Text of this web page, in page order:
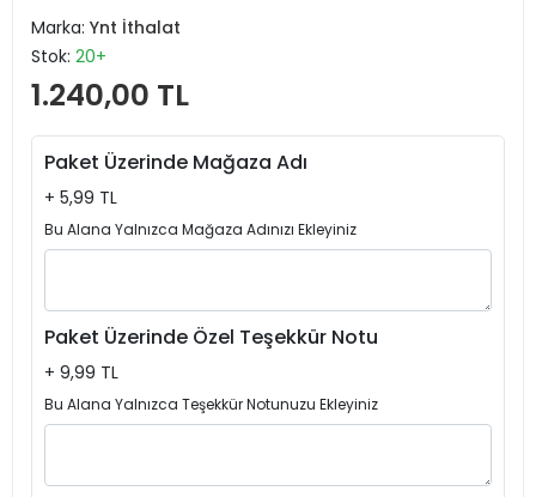
Marka: Ynt İthalat
Stok: 20+
1.240,00 TL
Paket Üzerinde Mağaza Adı
+ 5,99 TL
Bu Alana Yalnızca Mağaza Adınızı Ekleyiniz
Paket Üzerinde Özel Teşekkür Notu
+ 9,99 TL
Bu Alana Yalnızca Teşekkür Notunuzu Ekleyiniz